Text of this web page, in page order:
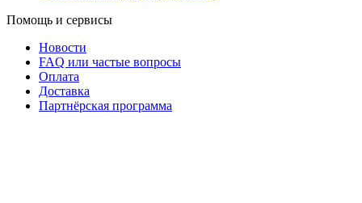
Помощь и сервисы
Новости
FAQ или частые вопросы
Оплата
Доставка
Партнёрская программа